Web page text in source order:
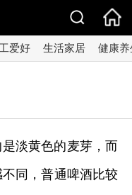
爱好 生活家居 健康养
淡黄色的麦芽，而
同，普通啤酒比较